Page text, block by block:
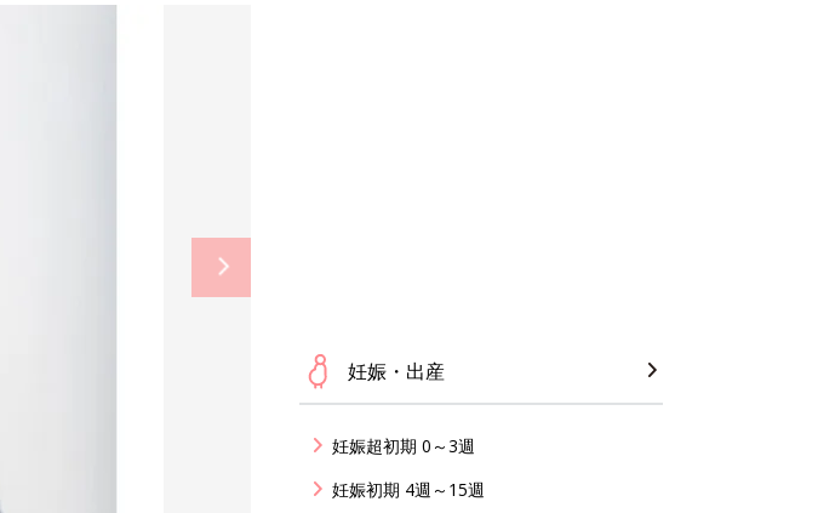
妊娠・出産
妊娠超初期 0～3週
妊娠初期 4週～15週